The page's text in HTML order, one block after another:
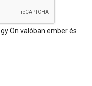
Ön valóban ember és